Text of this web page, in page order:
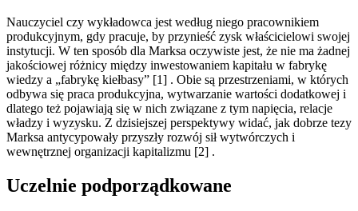
Nauczyciel czy wykładowca jest według niego pracownikiem
produkcyjnym, gdy pracuje, by przynieść zysk właścicielowi swojej
instytucji. W ten sposób dla Marksa oczywiste jest, że nie ma żadnej
jakościowej różnicy między inwestowaniem kapitału w fabrykę
wiedzy a „fabrykę kiełbasy” [1] . Obie są przestrzeniami, w których
odbywa się praca produkcyjna, wytwarzanie wartości dodatkowej i
dlatego też pojawiają się w nich związane z tym napięcia, relacje
władzy i wyzysku. Z dzisiejszej perspektywy widać, jak dobrze tezy
Marksa antycypowały przyszły rozwój sił wytwórczych i
wewnętrznej organizacji kapitalizmu [2] .
Uczelnie podporządkowane